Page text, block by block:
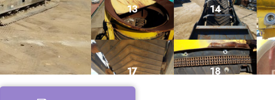
13 14
17 18